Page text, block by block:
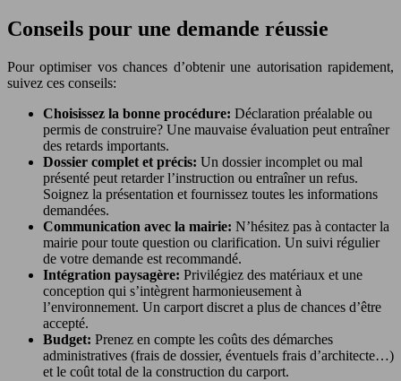
Conseils pour une demande réussie
Pour optimiser vos chances d’obtenir une autorisation rapidement,
suivez ces conseils:
Choisissez la bonne procédure: Déclaration préalable ou
permis de construire? Une mauvaise évaluation peut entraîner
des retards importants.
Dossier complet et précis: Un dossier incomplet ou mal
présenté peut retarder l’instruction ou entraîner un refus.
Soignez la présentation et fournissez toutes les informations
demandées.
Communication avec la mairie: N’hésitez pas à contacter la
mairie pour toute question ou clarification. Un suivi régulier
de votre demande est recommandé.
Intégration paysagère: Privilégiez des matériaux et une
conception qui s’intègrent harmonieusement à
l’environnement. Un carport discret a plus de chances d’être
accepté.
Budget: Prenez en compte les coûts des démarches
administratives (frais de dossier, éventuels frais d’architecte…)
et le coût total de la construction du carport.